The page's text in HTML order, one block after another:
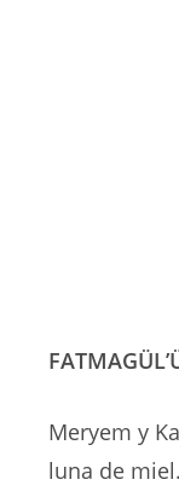
Meryem y
luna de miel.